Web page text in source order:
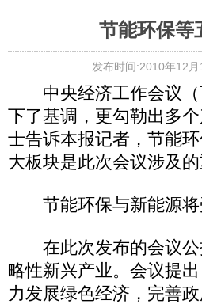
节能环保等
发布时间:2010年12
中央经济工作会议（
下了基调，更勾勒出多
士告诉本报记者，节能
大板块是此次会议涉及
节能环保与新能源将
在此次发布的会议公
略性新兴产业。会议提
力发展绿色经济，完善